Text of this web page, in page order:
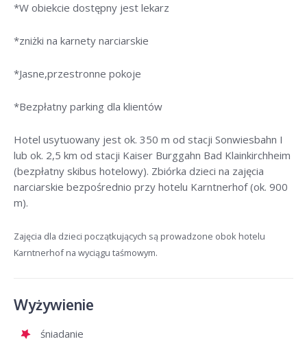
*W obiekcie dostępny jest lekarz
*zniżki na karnety narciarskie
*Jasne,przestronne pokoje
*Bezpłatny parking dla klientów
Hotel usytuowany jest ok. 350 m od stacji Sonwiesbahn I
lub ok. 2,5 km od stacji Kaiser Burggahn Bad Klainkirchheim
(bezpłatny skibus hotelowy). Zbiórka dzieci na zajęcia
narciarskie bezpośrednio przy hotelu Karntnerhof (ok. 900
m).
Zajęcia dla dzieci początkujących są prowadzone obok hotelu
Karntnerhof na wyciągu taśmowym.
Wyżywienie
śniadanie